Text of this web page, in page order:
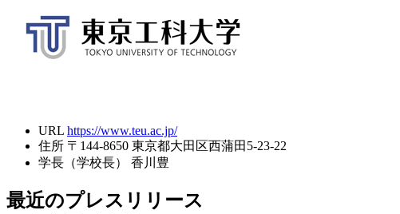
URL https://www.teu.ac.jp/
住所 〒144-8650 東京都大田区西蒲田5-23-22
学長（学校長）
香川豊
最近のプレスリリース